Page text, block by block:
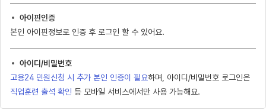
아이핀인증
본인 아이핀정보로 인증 후 로그인 할 수 있어요.
아이디/비밀번호
고용24 민원신청 시 추가 본인 인증이 필요하며, 아이디/비밀번호 로그인은
직업훈련 출석 확인 등 모바일 서비스에서만 사용 가능해요.